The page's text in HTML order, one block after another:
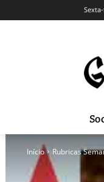
Início Rubricas